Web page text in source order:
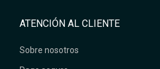
ATENCIÓN AL CLIENTE
Sobre nosotros